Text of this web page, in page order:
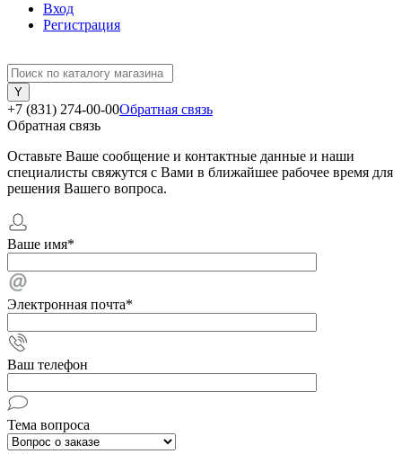
Вход
Регистрация
+7 (831) 274-00-00Обратная связь
Обратная связь
Оставьте Ваше сообщение и контактные данные и наши
специалисты свяжутся с Вами в ближайшее рабочее время для
решения Вашего вопроса.
Ваше имя*
Электронная почта*
Ваш телефон
Тема вопроса